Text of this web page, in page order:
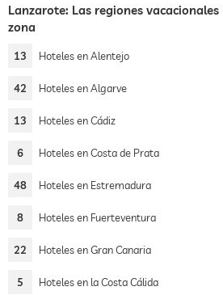
Lanzarote: Las regiones
zona
13 Hoteles en Alentejo
42 Hoteles en Algarve
13 Hoteles en Cádiz
6 Hoteles en Costa de Prata
48 Hoteles en Estremadura
8 Hoteles en Fuerteventura
22 Hoteles en Gran Canaria
5 Hoteles en la Costa Cálida